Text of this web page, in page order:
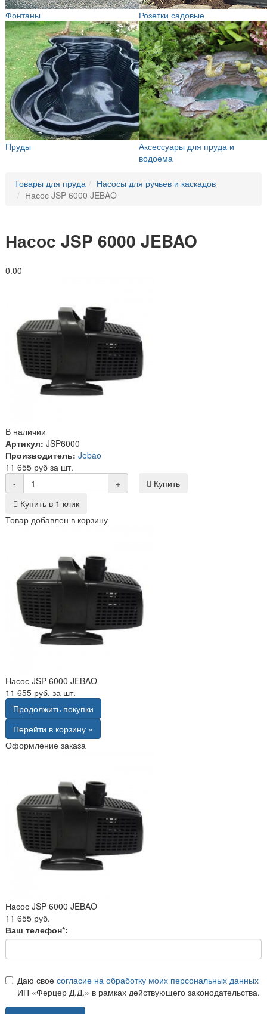
Фонтаны Розетки садовые
Пруды
Аксессуары для пруда и
водоема
Товары для пруда
Насосы для ручьев и каскадов
Насос JSP 6000 JEBAO
Насос JSP 6000 JEBAO
0.00
В наличии
Артикул: JSP6000
Производитель: Jebao
11 655 руб за шт.
-
+
Купить
Купить в 1 клик
Товар добавлен в корзину
Насос JSP 6000 JEBAO
11 655 руб. за шт.
Продолжить покупки
Перейти в корзину »
Оформление заказа
Насос JSP 6000 JEBAO
11 655 руб.
Ваш телефон*:
Даю свое согласие на обработку моих персональных данных
ИП «Ферцер Д.Д.» в рамках действующего законодательства.